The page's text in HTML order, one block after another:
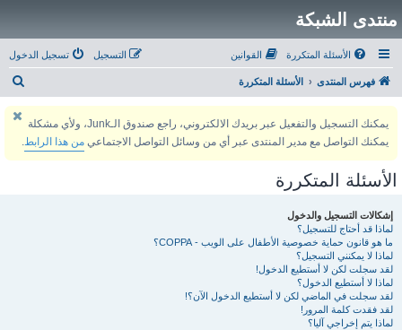
منتدى الشبكة
الأسئلة المتكررة القوانين تسجيل الدخول التسجيل
فهرس المنتدى الأسئلة المتكررة
يمكنك التسجيل والتفعيل عبر بريدك الالكتروني، راجع صندوق الـJunk، ولأي مشكلة
يمكنك التواصل مع مدير المنتدى عبر أي من وسائل التواصل الاجتماعي من هذا الرابط.
الأسئلة المتكررة
إشكالات التسجيل والدخول
لماذا قد أحتاج للتسجيل؟
ما هو قانون حماية خصوصية الأطفال على الويب - COPPA؟
لماذا لا يمكنني التسجيل؟
لقد سجلت لكن لا أستطيع الدخول!
لماذا لا أستطيع الدخول؟
لقد سجلت في الماضي لكن لا أستطيع الدخول الآن؟!
لقد فقدت كلمة المرور!
لماذا يتم إخراجي آليا؟